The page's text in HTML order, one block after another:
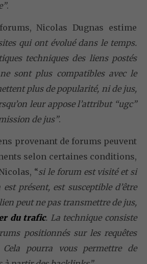
.
Nicolas Dugnas estime
qui ont évolué dans le temps.
techniques des liens postés
sont plus compatibles avec le
plus de popularité, ni de jus,
leur appose l’attribut “ugc”
de jus”.
provenant de forums peuvent
selon certaines conditions,
“si le forum est visité et si
présent, est susceptible d’être
peut ne pas transmettre de jus,
du trafic. La technique consiste
positionnés sur les requêtes
pourra vous permettre de